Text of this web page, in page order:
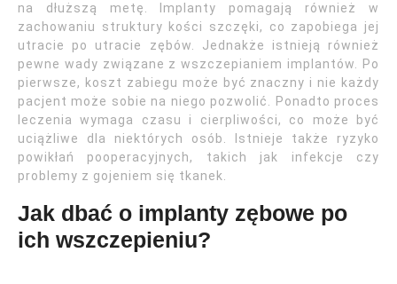
na dłuższą metę. Implanty pomagają również w
zachowaniu struktury kości szczęki, co zapobiega jej
utracie po utracie zębów. Jednakże istnieją również
pewne wady związane z wszczepianiem implantów. Po
pierwsze, koszt zabiegu może być znaczny i nie każdy
pacjent może sobie na niego pozwolić. Ponadto proces
leczenia wymaga czasu i cierpliwości, co może być
uciążliwe dla niektórych osób. Istnieje także ryzyko
powikłań pooperacyjnych, takich jak infekcje czy
problemy z gojeniem się tkanek.
Jak dbać o implanty zębowe po
ich wszczepieniu?